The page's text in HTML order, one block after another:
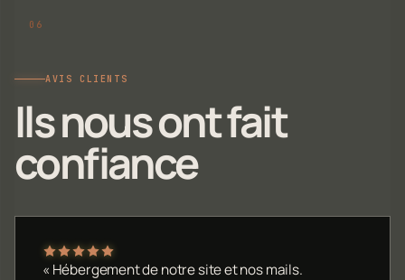
AVIS CLIENTS
Ils nous ont fait
confiance
« Hébergement de notre site et nos mails.